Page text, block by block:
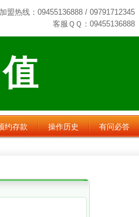
加盟热线：09455136888 / 09791712345
客服ＱＱ：09455136888
约存款 操作历史 有问必答